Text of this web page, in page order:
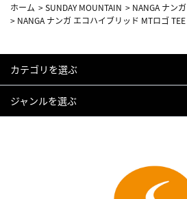
ホーム >SUNDAY MOUNTAIN > NANGA ナンガ
> NANGA ナンガ エコハイブリッド MTロゴ TEE
カテゴリを選ぶ
ジャンルを選ぶ